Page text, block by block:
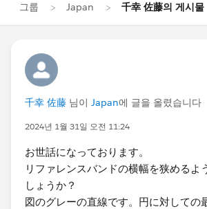
그룹 Japan 千幸 佐藤의 게시물
千幸 佐藤 님이 Japan에 글을 올렸습니다
2024년 1월 31일 오전 11:24
お世話になっております。
リファレンスバンドの横幅を狭めるよ
しょうか？
図のグレーの直線です。円に対しての